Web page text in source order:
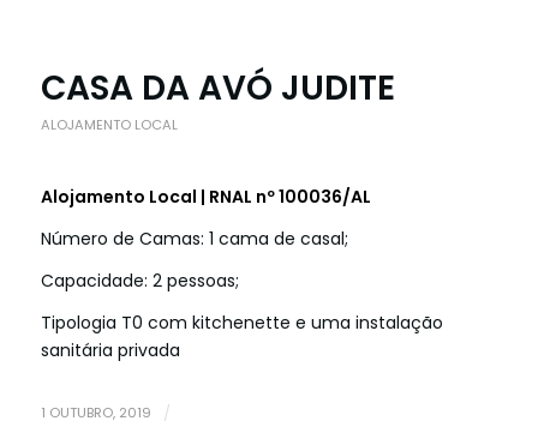
CASA DA AVÓ JUDITE
ALOJAMENTO LOCAL
Alojamento Local | RNAL nº 100036/AL
Número de Camas: 1 cama de casal;
Capacidade: 2 pessoas;
Tipologia T0 com kitchenette e uma instalação
sanitária privada
1 OUTUBRO, 2019 /